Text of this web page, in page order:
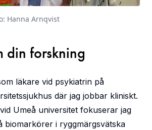
Hanna Arnqvist
din forskning
läkare vid psykiatrin på
där jag jobbar kliniskt.
Umeå universitet fokuserar jag
biomarkörer i ryggmärgsvätska